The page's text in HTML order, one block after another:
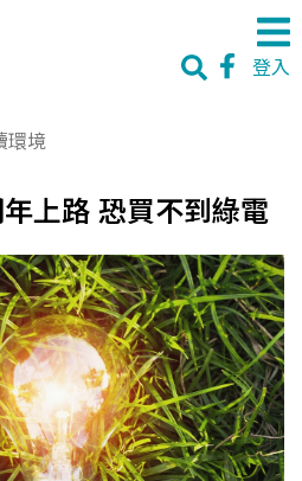
登入
環境
上路 恐買不到綠電